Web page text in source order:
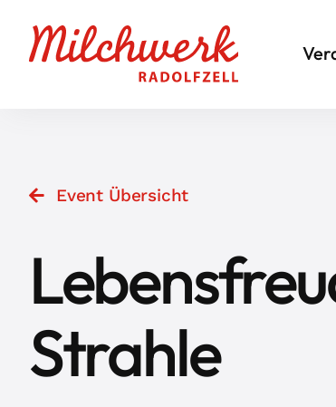
Inhalt
Event Übersicht
Strahle